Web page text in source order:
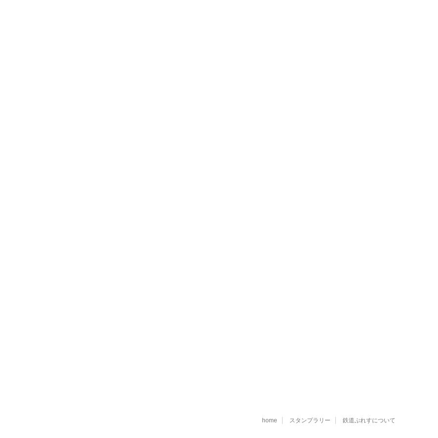
home スタンプラリー 鉄道ぷれすについて